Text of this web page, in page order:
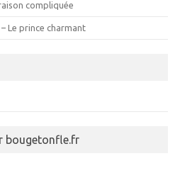
compliquée
Le prince charmant
bougetonfle.fr